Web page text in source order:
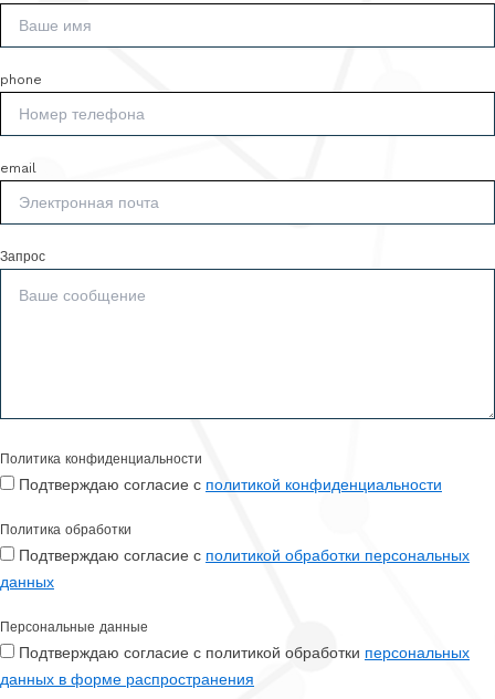
phone
email
Запрос
Политика конфиденциальности
Подтверждаю согласие с политикой конфиденциальности
Политика обработки
Подтверждаю согласие с политикой обработки персональных
данных
Персональные данные
Подтверждаю согласие с политикой обработки персональных
данных в форме распространения